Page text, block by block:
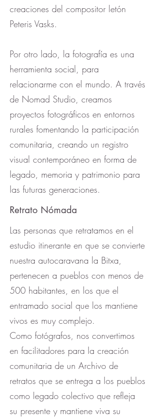
creaciones del compositor letón
Peteris Vasks.
Por otro lado, la fotografía es una
herramienta social, para
relacionarme con el mundo. A través
de Nomad Studio, creamos
proyectos fotográficos en entornos
rurales fomentando la participación
comunitaria, creando un registro
visual contemporáneo en forma de
legado, memoria y patrimonio para
las futuras generaciones.
Retrato Nómada
Las personas que retratamos en el
estudio itinerante en que se convierte
nuestra autocaravana la Bitxa,
pertenecen a pueblos con menos de
500 habitantes, en los que el
entramado social que los mantiene
vivos es muy complejo.
Como fotógrafos, nos convertimos
en facilitadores para la creación
comunitaria de un Archivo de
retratos que se entrega a los pueblos
como legado colectivo que refleja
su presente y mantiene viva su